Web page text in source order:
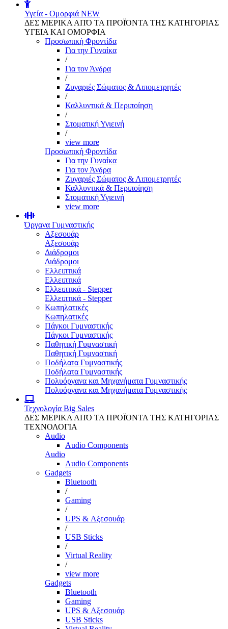
Υγεία - Ομορφιά NEW
ΔΕΣ ΜΕΡΙΚΑ ΑΠΌ ΤΑ ΠΡΟΪΌΝΤΑ ΤΗΣ ΚΑΤΗΓΟΡΙΑΣ
ΥΓΕΙΑ ΚΑΙ ΟΜΟΡΦΙΑ
Προσωπική Φροντίδα
Για την Γυναίκα
/
Για τον Άνδρα
/
Ζυγαριές Σώματος & Λιπομετρητές
/
Καλλυντικά & Περιποίηση
/
Στοματική Υγιεινή
/
view more
Προσωπική Φροντίδα
Για την Γυναίκα
Για τον Άνδρα
Ζυγαριές Σώματος & Λιπομετρητές
Καλλυντικά & Περιποίηση
Στοματική Υγιεινή
view more
Όργανα Γυμναστικής
Αξεσουάρ
Αξεσουάρ
Διάδρομοι
Διάδρομοι
Ελλειπτικά
Ελλειπτικά
Ελλειπτικά - Stepper
Ελλειπτικά - Stepper
Κωπηλατικές
Κωπηλατικές
Πάγκοι Γυμναστικής
Πάγκοι Γυμναστικής
Παθητική Γυμναστική
Παθητική Γυμναστική
Ποδήλατα Γυμναστικής
Ποδήλατα Γυμναστικής
Πολυόργανα και Μηχανήματα Γυμναστικής
Πολυόργανα και Μηχανήματα Γυμναστικής
Τεχνολογία Big Sales
ΔΕΣ ΜΕΡΙΚΑ ΑΠΌ ΤΑ ΠΡΟΪΌΝΤΑ ΤΗΣ ΚΑΤΗΓΟΡΙΑΣ
ΤΕΧΝΟΛΟΓΙΑ
Audio
Audio Components
Audio
Audio Components
Gadgets
Bluetooth
/
Gaming
/
UPS & Αξεσουάρ
/
USB Sticks
/
Virtual Reality
/
view more
Gadgets
Bluetooth
Gaming
UPS & Αξεσουάρ
USB Sticks